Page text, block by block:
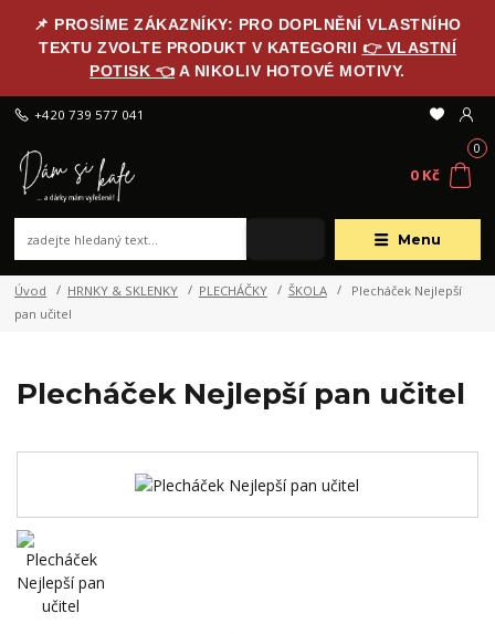
📌 PROSÍME ZÁKAZNÍKY: PRO DOPLNĚNÍ VLASTNÍHO
TEXTU ZVOLTE PRODUKT V KATEGORII 👉 VLASTNÍ
POTISK 👈 A NIKOLIV HOTOVÉ MOTIVY.
Menu
+420 739 577 041
0
0 Kč
Úvod HRNKY & SKLENKY PLECHÁČKY ŠKOLA
Plecháček Nejlepší
pan učitel
Plecháček Nejlepší pan učitel